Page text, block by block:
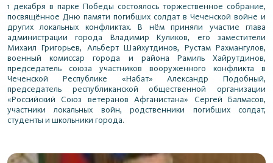
1 декабря в парке Победы состоялось торжественное собрание,
посвящённое Дню памяти погибших солдат в Чеченской войне и
других локальных конфликтах. В нём приняли участие глава
администрации города Владимир Куликов, его заместители
Михаил Григорьев, Альберт Шайхутдинов, Рустам Рахмангулов,
военный комиссар города и района Рамиль Хайрутдинов,
председатель союза участников вооруженного конфликта в
Чеченской Республике «Набат» Александр Подобный,
председатель республиканской общественной организации
«Российский Союз ветеранов Афганистана» Сергей Балмасов,
участники локальных войн, родственники погибших солдат,
студенты и школьники города.